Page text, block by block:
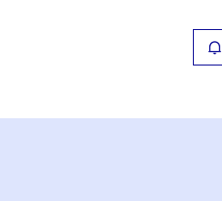
de la page dans le presse-papier